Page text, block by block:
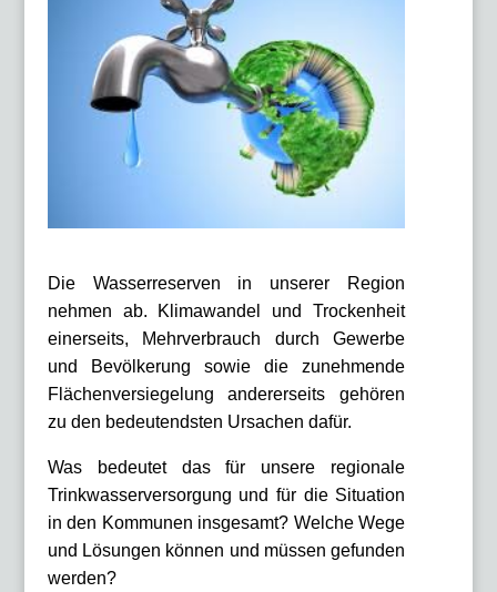
Die Wasserreserven in unserer Region
nehmen ab. Klimawandel und Trockenheit
einerseits, Mehrverbrauch durch Gewerbe
und Bevölkerung sowie die zunehmende
Flächenversiegelung andererseits gehören
zu den bedeutendsten Ursachen dafür.
Was bedeutet das für unsere regionale
Trinkwasserversorgung und für die Situation
in den Kommunen insgesamt? Welche Wege
und Lösungen können und müssen gefunden
werden?